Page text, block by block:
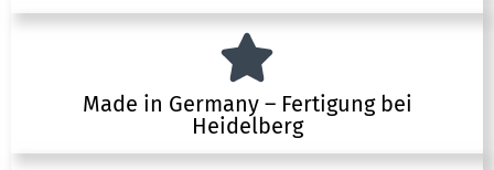
Made in Germany – Fertigung bei
Heidelberg